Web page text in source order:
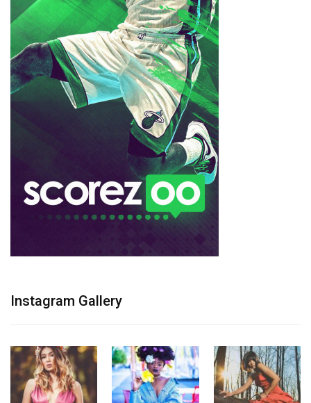
Instagram Gallery